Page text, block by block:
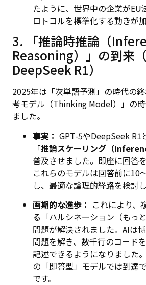
たように、世界中の企業がEU
ロトコルを標準化する動きが
3. 「推論時推論（
Reasoning）」の到来
DeepSeek R1）
2025年は「次単語予測」の時代の
考モデル（Thinking Model）」の
ました。
事実： GPT-5やDeepSeek R1
「推論スケーリング（
普及させました。即座に回答
これらのモデルは回答前に10
し、最適な論理的経路を検討し
画期的な進歩： これにより、
る「ハルシネーション（もっ
問題が解決されました。AIは
問題を解き、数千行のコード
記述できるようになりました
の「即答型」モデルでは到達
です。